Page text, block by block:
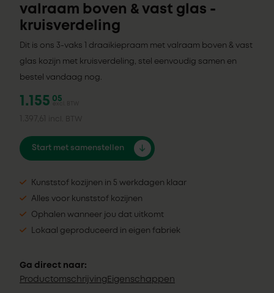
valraam boven & vast glas -
kruisverdeling
Dit is ons 3-vaks 1 draaikiepraam met valraam boven & vast
glas kozijn met kruisverdeling, stel eenvoudig samen en
bestel vandaag nog.
1.155 05
excl. BTW
1.397,61 incl. BTW
Start met samenstellen
Kunststof kozijnen in 5 werkdagen klaar
Alles voor kunststof kozijnen
Ophalen wanneer jou dat uitkomt
Lokaal geproduceerd in eigen fabriek
Ga direct naar:
Productomschrijving Eigenschappen